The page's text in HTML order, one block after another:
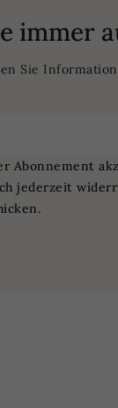
immer
Sie
Abonnement
jederzeit